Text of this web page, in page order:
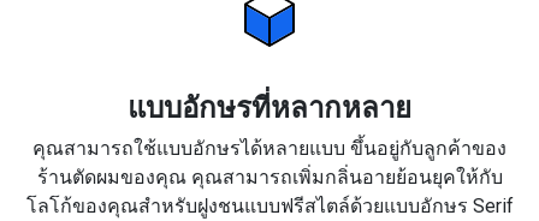
แบบอักษรที่หลากหลาย
คุณสามารถใช้แบบอักษรได้หลายแบบ ขึ้นอยู่กับลูกค้าของ
ร้านตัดผมของคุณ คุณสามารถเพิ่มกลิ่นอายย้อนยุคให้กับ
โลโก้ของคุณสำหรับฝูงชนแบบฟรีสไตล์ด้วยแบบอักษร Serif